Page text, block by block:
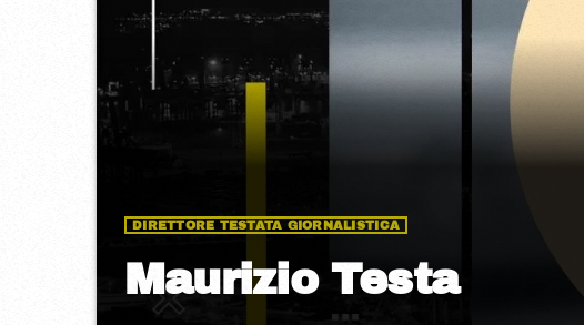
DIRETTORE TESTATA GIORNALISTICA
Maurizio Testa